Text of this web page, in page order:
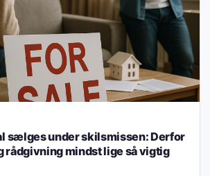
sælges under skilsmissen: Derfor
rådgivning mindst lige så vigtig